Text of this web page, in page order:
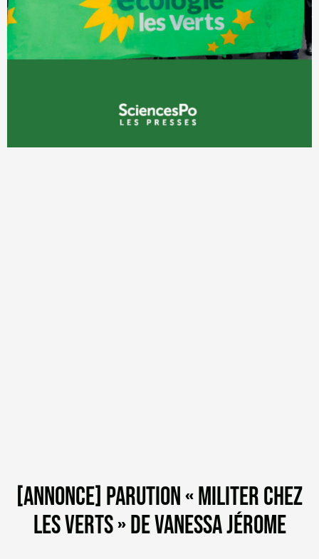
[ANNONCE] PARUTION « MILITER CHEZ
LES VERTS » DE VANESSA JÉROME